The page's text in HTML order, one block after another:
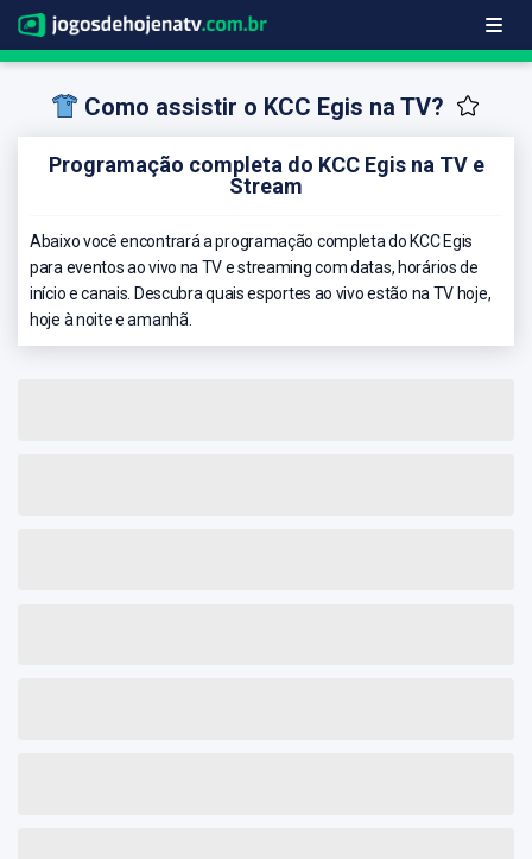
Como assistir o KCC Egis na TV?
Programação completa do KCC Egis na TV e
Stream
Abaixo você encontrará a programação completa do KCC Egis
para eventos ao vivo na TV e streaming com datas, horários de
início e canais. Descubra quais esportes ao vivo estão na TV hoje,
hoje à noite e amanhã.